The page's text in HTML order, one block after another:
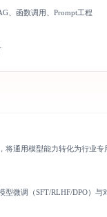
、函数调用、Prompt工程
通用模型能力转化为行业专
微调（SFT/RLHF/DPO）与